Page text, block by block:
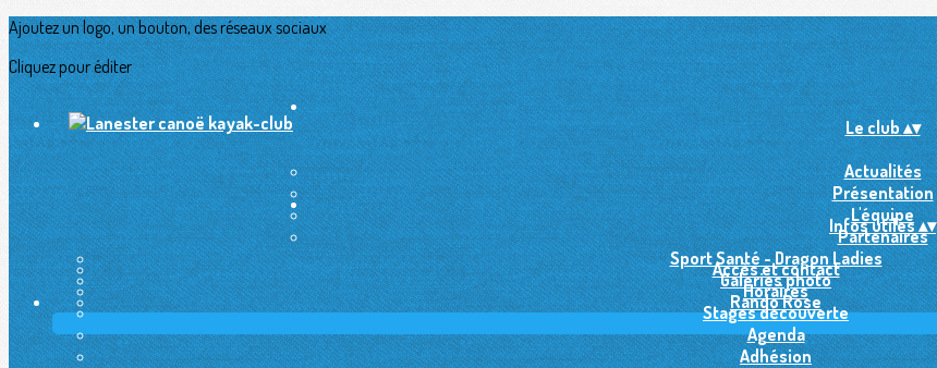
Ajoutez un logo, un bouton, des réseaux sociaux
Cliquez pour éditer
Le club▴▾
Actualités
Présentation
L'équipe
Partenaires
Sport Santé - Dragon Ladies
Galeries photo
Rando Rose
Infos utiles▴▾
Accès et contact
Horaires
Stages découverte
Agenda
Adhésion